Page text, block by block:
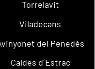
Torrelavit
Viladecans
del Penedès
Caldes d´Estrac